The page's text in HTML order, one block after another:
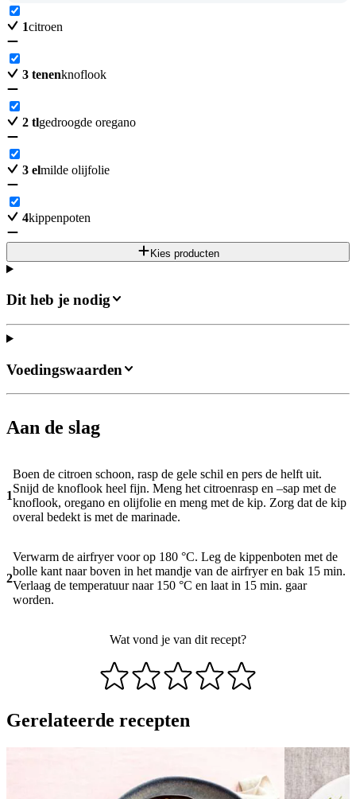
1citroen
3 tenenknoflook
2 tlgedroogde oregano
3 elmilde olijfolie
4kippenpoten
Kies producten
Dit heb je nodig
Aan de slag
1
Boen de citroen schoon, rasp de gele schil en pers de helft uit.
Snijd de knoflook heel fijn. Meng het citroenrasp en –sap met de
knoflook, oregano en olijfolie en meng met de kip. Zorg dat de kip
overal bedekt is met de marinade.
2
Verwarm de airfryer voor op 180 °C. Leg de kippenboten met de
bolle kant naar boven in het mandje van de airfryer en bak 15 min.
Verlaag de temperatuur naar 150 °C en laat in 15 min. gaar
worden.
Wat vond je van dit recept?
Voedingswaarden
Gerelateerde recepten